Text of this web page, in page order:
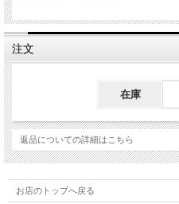
注文
在庫
返品についての詳細はこちら
お店のトップへ戻る